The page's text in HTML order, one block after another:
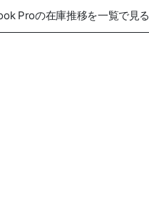
Proの在庫推移を一覧で見る